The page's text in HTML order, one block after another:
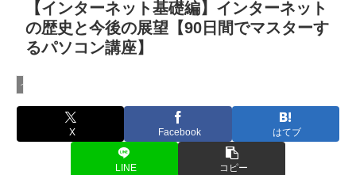
【インターネット基礎編】インターネット
の歴史と今後の展望【90日間でマスターす
るパソコン講座】
インターネット基礎編
X Facebook はてブ
LINE コピー